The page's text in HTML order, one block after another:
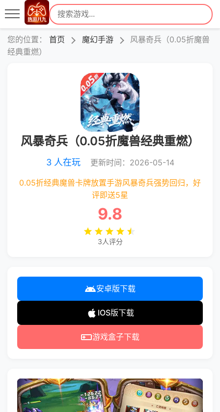
您的位置： 首页 魔幻手游
风暴奇兵（0.05折魔兽
经典重燃）
风暴奇兵（0.05折魔兽经典重燃）
3 人在玩 更新时间：2026-05-14
0.05折经典魔兽卡牌放置手游风暴奇兵强势回归，好
评即送5星
9.8
3人评分
安卓版下载
IOS版下载
游戏盒子下载